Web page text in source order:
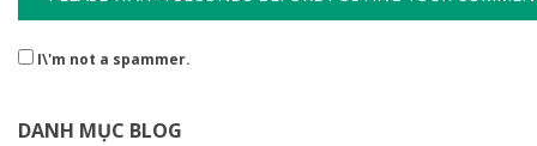
I\'m not a spammer.
DANH MỤC BLOG